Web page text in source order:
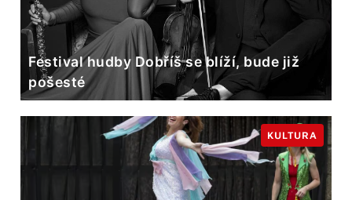
Festival hudby Dobříš se blíží, bude již
pošesté
KULTURA